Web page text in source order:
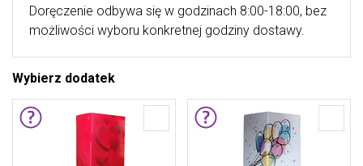
Doręczenie odbywa się w godzinach 8:00-18:00, bez
możliwości wyboru konkretnej godziny dostawy.
Wybierz dodatek